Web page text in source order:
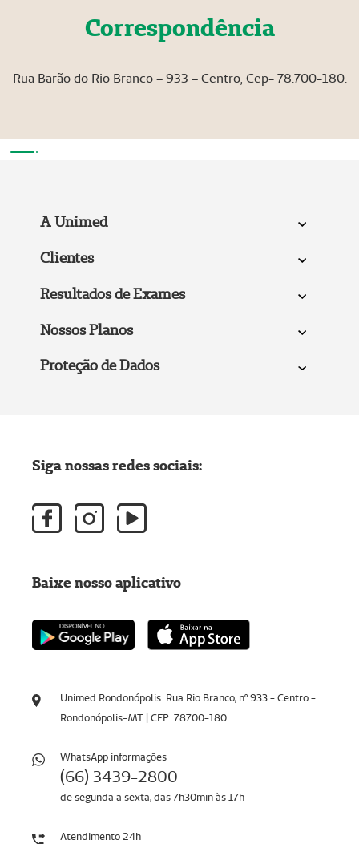
Correspondência
Rua Barão do Rio Branco – 933 – Centro, Cep- 78.700-180.
A Unimed
Clientes
Resultados de Exames
Nossos Planos
Proteção de Dados
Unimed Rondonópolis: Rua Rio Branco, nº 933 - Centro -
Rondonópolis-MT | CEP: 78700-180
WhatsApp informaçōes
(66) 3439-2800
de segunda a sexta, das 7h30min às 17h
Atendimento 24h
Siga nossas redes sociais:
Baixe nosso aplicativo